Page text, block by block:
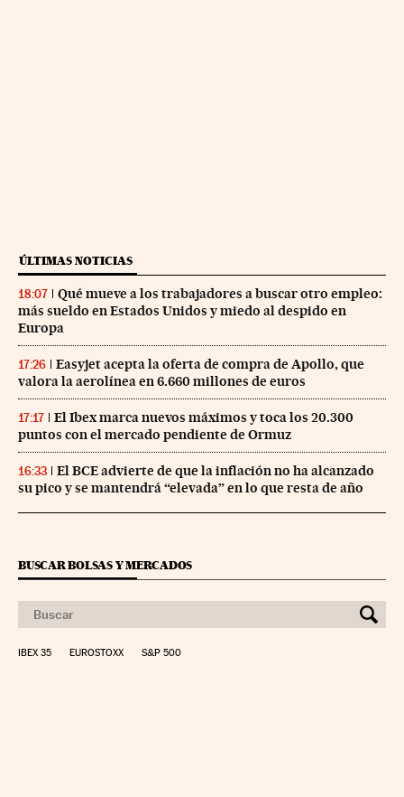
ÚLTIMAS NOTICIAS
18:07
Qué mueve a los trabajadores a buscar otro empleo:
más sueldo en Estados Unidos y miedo al despido en
Europa
17:26
Easyjet acepta la oferta de compra de Apollo, que
valora la aerolínea en 6.660 millones de euros
17:17
El Ibex marca nuevos máximos y toca los 20.300
puntos con el mercado pendiente de Ormuz
16:33
El BCE advierte de que la inflación no ha alcanzado
su pico y se mantendrá “elevada” en lo que resta de año
BUSCAR BOLSAS Y MERCADOS
IBEX 35 EUROSTOXX S&P 500